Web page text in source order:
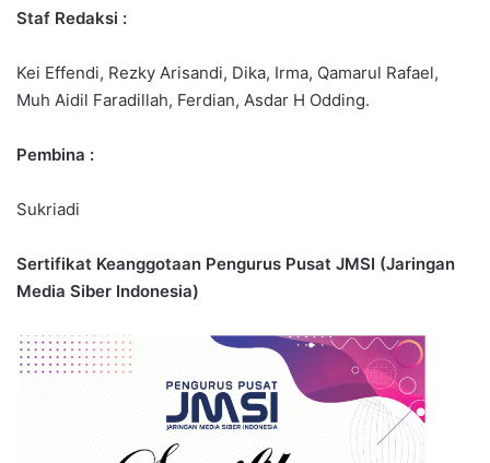
Staf Redaksi :
Kei Effendi, Rezky Arisandi, Dika, Irma, Qamarul Rafael,
Muh Aidil Faradillah, Ferdian, Asdar H Odding.
Pembina :
Sukriadi
Sertifikat Keanggotaan Pengurus Pusat JMSI (Jaringan
Media Siber Indonesia)